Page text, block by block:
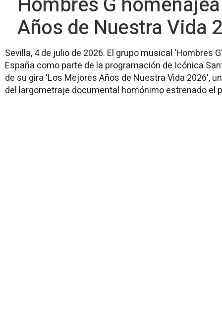
Años de Nuestra Vida
Sevilla, 4 de julio de 2026. El grupo musical 'Hombres
España como parte de la programación de Icónica
de su gira 'Los Mejores Años de Nuestra Vida 2026',
del largometraje documental homónimo estrenado el